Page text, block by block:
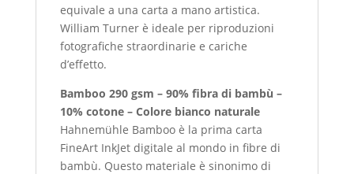
equivale a una carta a mano artistica.
William Turner è ideale per riproduzioni
fotografiche straordinarie e cariche
d’effetto.
Bamboo 290 gsm – 90% fibra di bambù –
10% cotone – Colore bianco naturale
Hahnemühle Bamboo è la prima carta
FineArt InkJet digitale al mondo in fibre di
bambù. Questo materiale è sinonimo di